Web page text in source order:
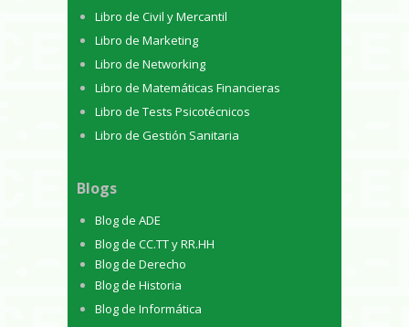
Libro de Civil y Mercantil
Libro de Marketing
Libro de Networking
Libro de Matemáticas Financieras
Libro de Tests Psicotécnicos
Libro de Gestión Sanitaria
Blogs
Blog de ADE
Blog de CC.TT y RR.HH
Blog de Derecho
Blog de Historia
Blog de Informática